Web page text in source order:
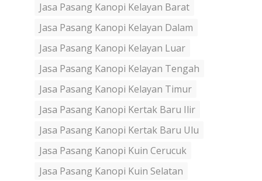
Jasa Pasang Kanopi Kelayan Barat
Jasa Pasang Kanopi Kelayan Dalam
Jasa Pasang Kanopi Kelayan Luar
Jasa Pasang Kanopi Kelayan Tengah
Jasa Pasang Kanopi Kelayan Timur
Jasa Pasang Kanopi Kertak Baru Ilir
Jasa Pasang Kanopi Kertak Baru Ulu
Jasa Pasang Kanopi Kuin Cerucuk
Jasa Pasang Kanopi Kuin Selatan